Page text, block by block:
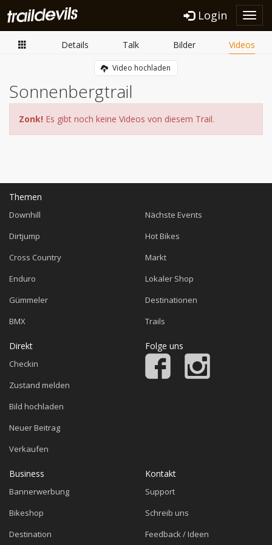
Login
Details Talk Bilder Videos
Video hochladen
Sonnenbergtrail
Zonk! Es gibt noch keine Videos von diesem Trail.
Themen
Downhill
Dirtjump
Cross Country
Enduro
Gümmeler
BMX
Nächste Events
Hot Bikes
Markt
Lokaler Shop
Destinationen
Trails
Direkt
Checkin
Zustand melden
Bild hochladen
Neuer Beitrag
Verkaufen
Folge uns
Business
Bannerwerbung
Bikeshop
Destination
Kontakt
Support
Schreib uns
Feedback / Ideen